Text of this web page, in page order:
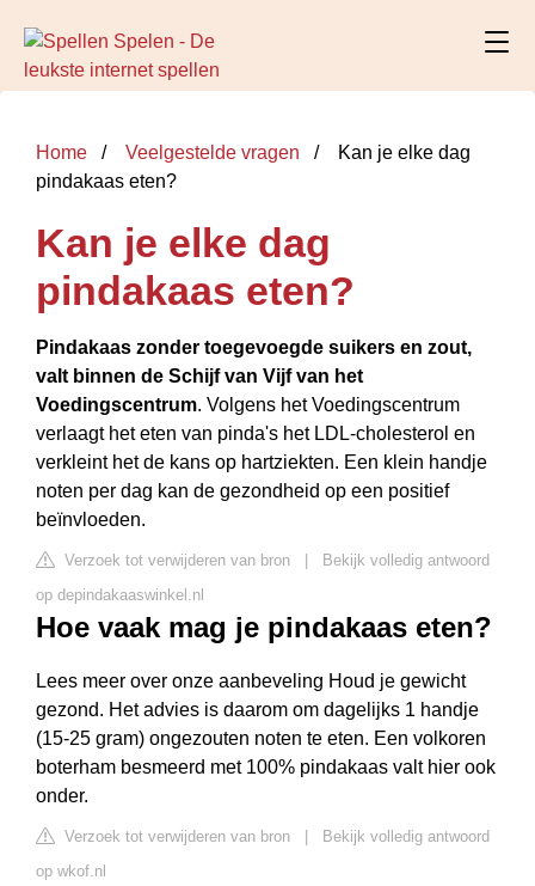
Home Veelgestelde vragen
Kan je elke dag
pindakaas eten?
Kan je elke dag
pindakaas eten?
Pindakaas zonder toegevoegde suikers en zout,
valt binnen de Schijf van Vijf van het
Voedingscentrum. Volgens het Voedingscentrum
verlaagt het eten van pinda's het LDL-cholesterol en
verkleint het de kans op hartziekten. Een klein handje
noten per dag kan de gezondheid op een positief
beïnvloeden.
Verzoek tot verwijderen van bron
Bekijk volledig antwoord
op depindakaaswinkel.nl
Hoe vaak mag je pindakaas eten?
Lees meer over onze aanbeveling Houd je gewicht
gezond. Het advies is daarom om dagelijks 1 handje
(15-25 gram) ongezouten noten te eten. Een volkoren
boterham besmeerd met 100% pindakaas valt hier ook
onder.
Verzoek tot verwijderen van bron
Bekijk volledig antwoord
op wkof.nl